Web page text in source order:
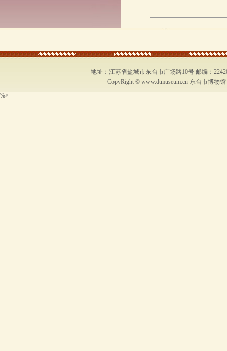
地址：江苏省盐城市东台市广场路10号 邮编：
CopyRight © www.dtmuseum.cn 东台市博物馆
%>